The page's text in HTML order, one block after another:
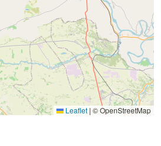
Leaflet | © OpenStreetMap